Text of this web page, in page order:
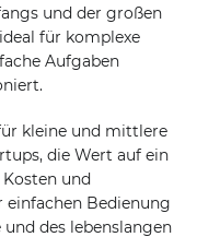
und der großen
für komplexe
Aufgaben
kleine und mittlere
die Wert auf ein
und
Bedienung
des lebenslangen